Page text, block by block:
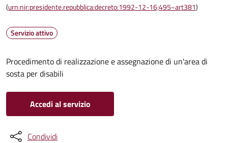
(urn:nir:presidente.repubblica:decreto:1992-12-16;495~art381)
Servizio attivo
Procedimento di realizzazione e assegnazione di un'area di
sosta per disabili
Accedi al servizio
Condividi